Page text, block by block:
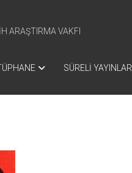
ARAŞTIRMA VAKFI
SÜRELİ YAYINLAR